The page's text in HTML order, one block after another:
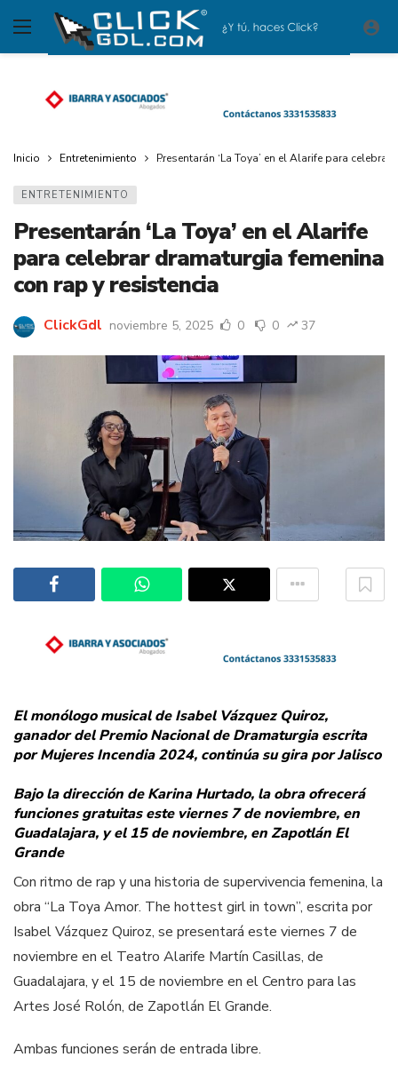
Inicio Entretenimiento Presentarán ‘La Toya’ en el Alarife para
ENTRETENIMIENTO
Presentarán ‘La Toya’ en el Alarife
para celebrar dramaturgia femenina
con rap y resistencia
ClickGdl noviembre 5, 2025 0 0 37
El monólogo musical de Isabel Vázquez Quiroz,
ganador del Premio Nacional de Dramaturgia escrita
por Mujeres Incendia 2024, continúa su gira por Jalisco
Bajo la dirección de Karina Hurtado, la obra ofrecerá
funciones gratuitas este viernes 7 de noviembre, en
Guadalajara, y el 15 de noviembre, en Zapotlán El
Grande
Con ritmo de rap y una historia de supervivencia femenina, la
obra “La Toya Amor. The hottest girl in town”, escrita por
Isabel Vázquez Quiroz, se presentará este viernes 7 de
noviembre en el Teatro Alarife Martín Casillas, de
Guadalajara, y el 15 de noviembre en el Centro para las
Artes José Rolón, de Zapotlán El Grande.
Ambas funciones serán de entrada libre.